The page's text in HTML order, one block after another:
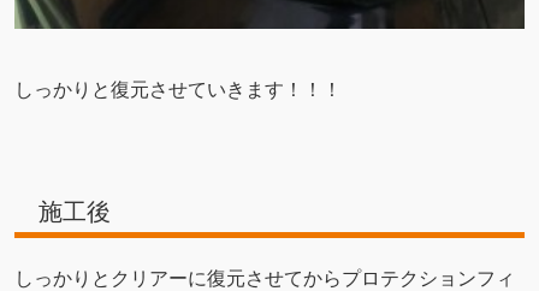
しっかりと復元させていきます！！！
施工後
しっかりとクリアーに復元させてからプロテクションフィ